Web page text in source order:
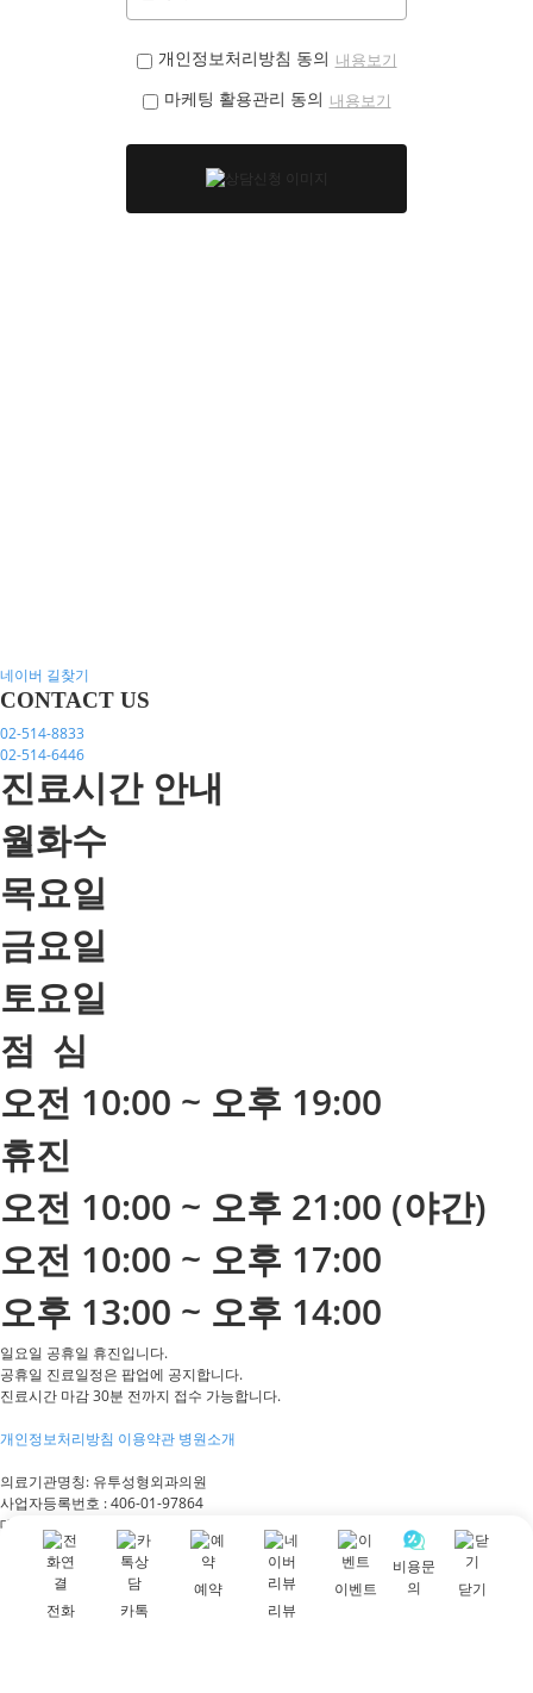
개인정보처리방침 동의 내용보기
마케팅 활용관리 동의 내용보기
네이버 길찾기
CONTACT US
02-514-8833
02-514-6446
진료시간 안내
월화수
목요일
금요일
토요일
점 심
오전 10:00 ~ 오후 19:00
휴진
오전 10:00 ~ 오후 21:00 (야간)
오전 10:00 ~ 오후 17:00
오후 13:00 ~ 오후 14:00
일요일 공휴일 휴진입니다.
공휴일 진료일정은 팝업에 공지합니다.
진료시간 마감 30분 전까지 접수 가능합니다.
개인정보처리방침 이용약관 병원소개
의료기관명칭: 유투성형외과의원
사업자등록번호 :406-01-97864
대표자명 :
대표번호: 02-514-8833
서울특별시 강남구 신사동 582-8(2,3층)
U2성형외과의원, U2 Plastic Surgery Clinic
전화 카톡
예약
리뷰
이벤트
비용문
의
닫기